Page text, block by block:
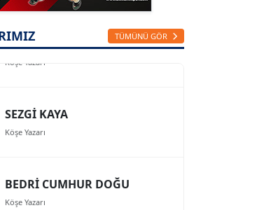
TÜMÜNÜ GÖR
Köşe Yazarı
SEZGİ KAYA
BEDRİ CUMHUR DOĞU
Prof. Dr. İLKER GÜL